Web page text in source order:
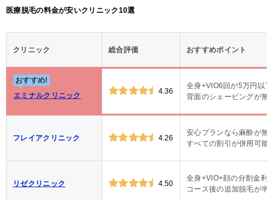
医療脱毛の料金が安いクリニック10選
クリニック 総合評価 おすすめポイント
おすすめ!
エミナルクリニック
4.36
全身+VIO6回が5万円以下
背面のシェービングが無
フレイアクリニック 4.26
安心プランなら麻酔が無
すべての割引が併用可能
リゼクリニック 4.50
全身+VIO+顔の分割金利
コース後の追加脱毛が半